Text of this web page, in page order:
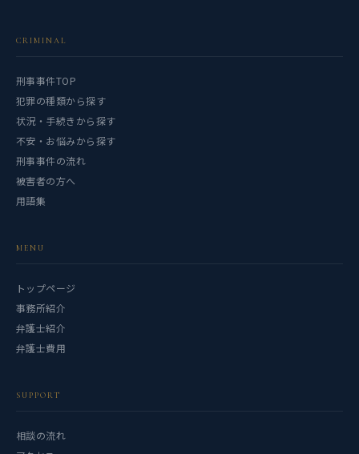
CRIMINAL
刑事事件TOP
犯罪の種類から探す
状況・手続きから探す
不安・お悩みから探す
刑事事件の流れ
被害者の方へ
用語集
MENU
トップページ
事務所紹介
弁護士紹介
弁護士費用
SUPPORT
相談の流れ